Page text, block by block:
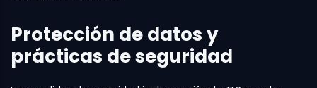
Protección de datos y
prácticas de seguridad